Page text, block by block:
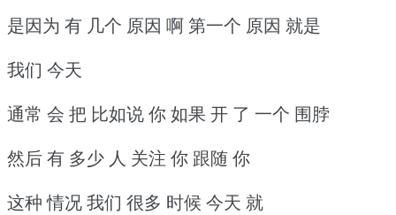
是因为 有 几个 原因 啊 第一个 原因 就是
我们 今天
通常 会 把 比如说 你 如果 开 了 一个 围脖
然后 有 多少 人 关注 你 跟随 你
这种 情况 我们 很多 时候 今天 就